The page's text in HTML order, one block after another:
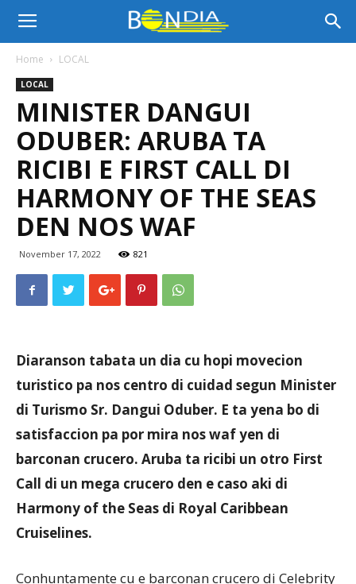
Bon
Dia
Aruba
Noticia
Aruba
Home LOCAL
LOCAL
MINISTER DANGUI
ODUBER: ARUBA TA
RICIBI E FIRST CALL DI
HARMONY OF THE SEAS
DEN NOS WAF
November 17, 2022 821
Diaranson tabata un dia cu hopi movecion
turistico pa nos centro di cuidad segun Minister
di Turismo Sr. Dangui Oduber. E ta yena bo di
satisfaccion pa por mira nos waf yen di
barconan crucero. Aruba ta ricibi un otro First
Call di un mega crucero den e caso aki di
Harmony of the Seas di Royal Caribbean
Cruiselines.
Conhuntamente cu e barconan crucero di Celebrity